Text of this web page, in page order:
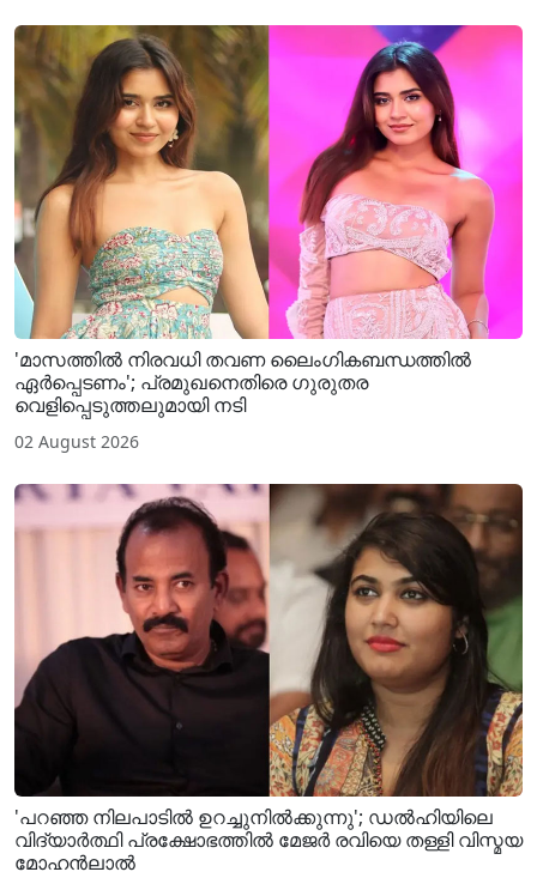
'മാസത്തിൽ നിരവധി തവണ ലൈം​ഗികബന്ധത്തിൽ
ഏർപ്പെടണം'; പ്രമുഖനെതിരെ ​ഗുരുതര
വെളിപ്പെടുത്തലുമായി നടി
02 August 2026
'പറഞ്ഞ നിലപാടിൽ ഉറച്ചുനിൽക്കുന്നു'; ഡൽഹിയിലെ
വിദ്യാർത്ഥി പ്രക്ഷോഭത്തിൽ മേജർ രവിയെ തള്ളി വിസ്മയ
മോഹൻലാൽ